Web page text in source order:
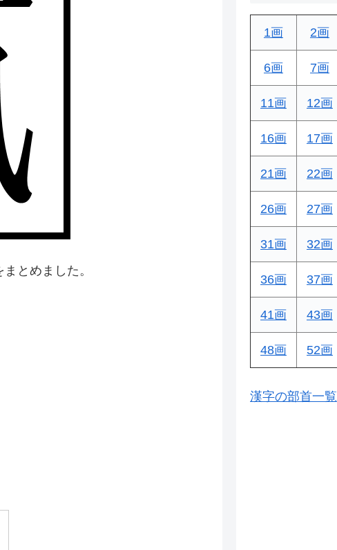
とめました。
1画 2画
6画 7画
11画 12画
16画 17画
21画 22画
26画 27画
31画 32画
36画 37画
41画 43画
48画 52画
漢字の部首一覧